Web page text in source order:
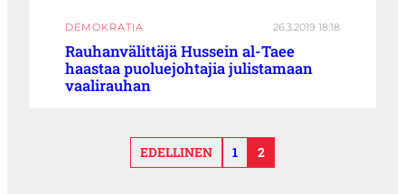
DEMOKRATIA 26.3.2019 18:18
Rauhanvälittäjä Hussein al-Taee
haastaa puoluejohtajia julistamaan
vaalirauhan
EDELLINEN 1 2